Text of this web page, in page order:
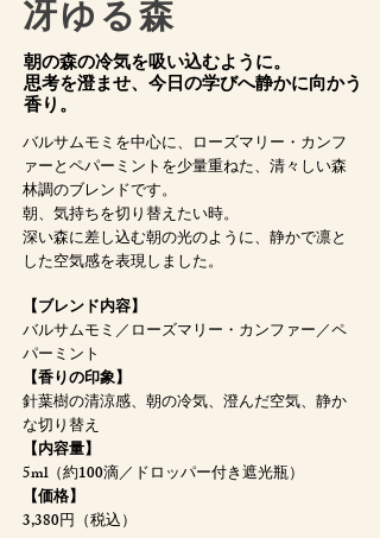
冴ゆる森
朝の森の冷気を吸い込むように。
思考を澄ませ、今日の学びへ静かに向かう
香り。
バルサムモミを中心に、ローズマリー・カンフ
ァーとペパーミントを少量重ねた、清々しい森
林調のブレンドです。
朝、気持ちを切り替えたい時。
深い森に差し込む朝の光のように、静かで凛と
した空気感を表現しました。
【ブレンド内容】
バルサムモミ／ローズマリー・カンファー／ペ
パーミント
【香りの印象】
針葉樹の清涼感、朝の冷気、澄んだ空気、静か
な切り替え
【内容量】
5ml（約100滴／ドロッパー付き遮光瓶）
【価格】
3,380円（税込）